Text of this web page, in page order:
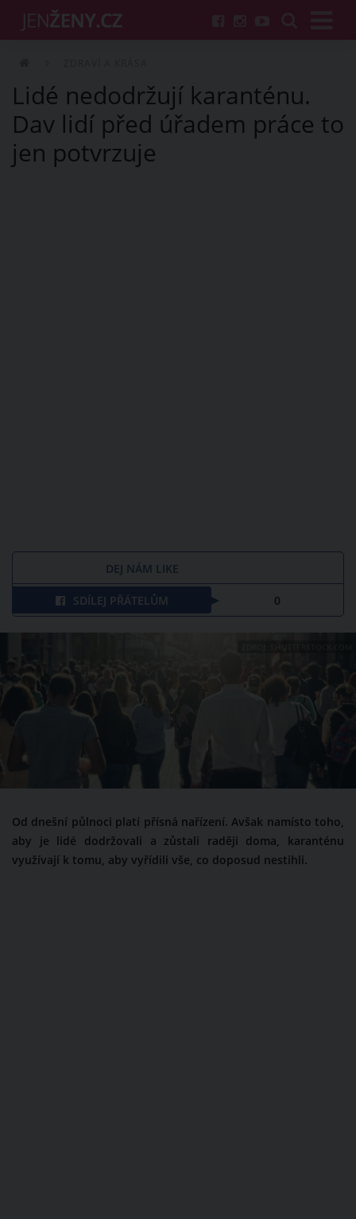
Lidé nedodržují karanténu.
Dav lidí před úřadem práce to
jen potvrzuje
DEJ NÁM LIKE
SDÍLEJ PŘÁTELŮM 0
Od dnešní půlnoci platí přísná nařízení. Avšak namísto toho,
aby je lidé dodržovali a zůstali raději doma, karanténu
využívají k tomu, aby vyřídili vše, co doposud nestihli.